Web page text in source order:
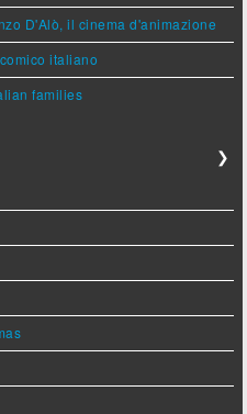
D'Alò, il cinema d'animazione
italiano
families
❯